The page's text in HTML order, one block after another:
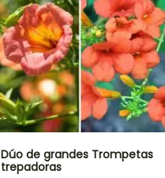
Dúo de grandes Trompetas
trepadoras